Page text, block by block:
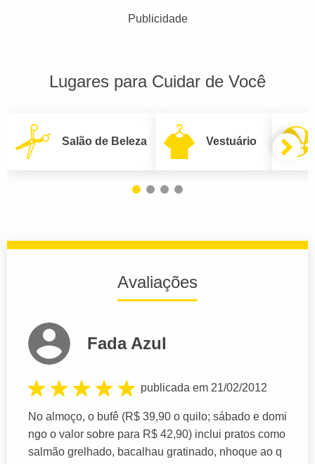
Publicidade
Lugares para Cuidar de Você
Salão de Beleza Vestuário
Avaliações
Fada Azul
publicada em 21/02/2012
No almoço, o bufê (R$ 39,90 o quilo; sábado e domi
ngo o valor sobre para R$ 42,90) inclui pratos como
salmão grelhado, bacalhau gratinado, nhoque ao q